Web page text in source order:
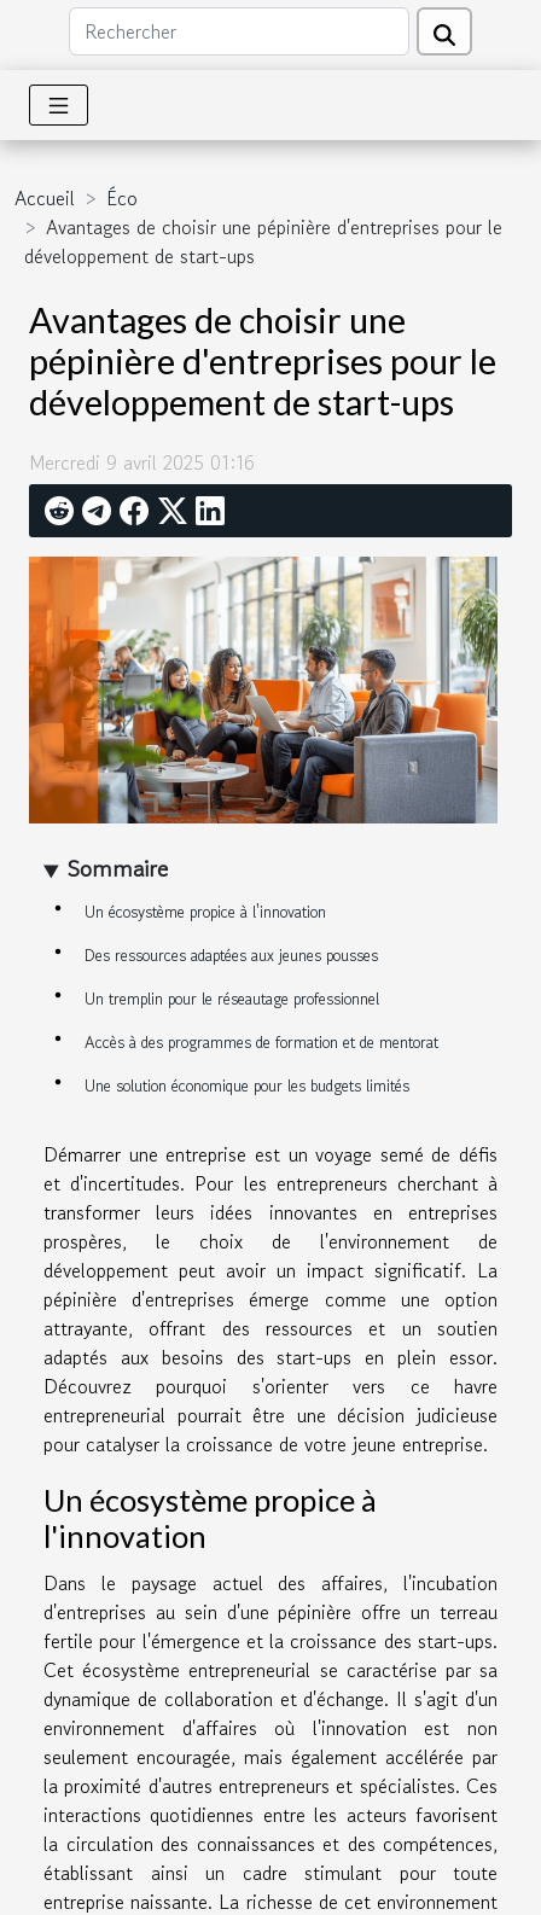
Accueil
Éco
Avantages de choisir une pépinière d'entreprises pour le
développement de start-ups
Avantages de choisir une
pépinière d'entreprises pour le
développement de start-ups
Mercredi 9 avril 2025 01:16
Sommaire
Un écosystème propice à l'innovation
Des ressources adaptées aux jeunes pousses
Un tremplin pour le réseautage professionnel
Accès à des programmes de formation et de mentorat
Une solution économique pour les budgets limités
Démarrer une entreprise est un voyage semé de défis
et d'incertitudes. Pour les entrepreneurs cherchant à
transformer leurs idées innovantes en entreprises
prospères, le choix de l'environnement de
développement peut avoir un impact significatif. La
pépinière d'entreprises émerge comme une option
attrayante, offrant des ressources et un soutien
adaptés aux besoins des start-ups en plein essor.
Découvrez pourquoi s'orienter vers ce havre
entrepreneurial pourrait être une décision judicieuse
pour catalyser la croissance de votre jeune entreprise.
Un écosystème propice à
l'innovation
Dans le paysage actuel des affaires, l'incubation
d'entreprises au sein d'une pépinière offre un terreau
fertile pour l'émergence et la croissance des start-ups.
Cet écosystème entrepreneurial se caractérise par sa
dynamique de collaboration et d'échange. Il s'agit d'un
environnement d'affaires où l'innovation est non
seulement encouragée, mais également accélérée par
la proximité d'autres entrepreneurs et spécialistes. Ces
interactions quotidiennes entre les acteurs favorisent
la circulation des connaissances et des compétences,
établissant ainsi un cadre stimulant pour toute
entreprise naissante. La richesse de cet environnement